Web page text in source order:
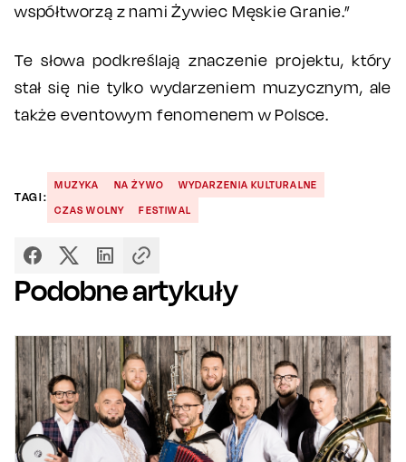
współtworzą z nami Żywiec Męskie Granie.”
Te słowa podkreślają znaczenie projektu, który
stał się nie tylko wydarzeniem muzycznym, ale
także eventowym fenomenem w Polsce.
TAGI:
MUZYKA NA ŻYWO
WYDARZENIA KULTURALNE
CZAS WOLNY
FESTIWAL
Podobne artykuły